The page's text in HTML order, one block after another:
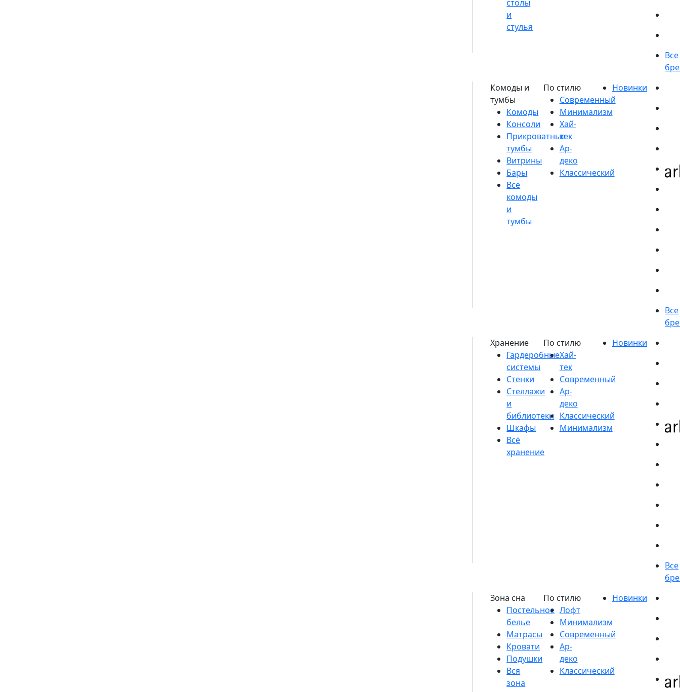
Комоды
Консоли
Прикроватные
тумбы
Витрины
Бары
Гардеробные
системы
Стенки
Стеллажи
и
библиотеки
Шкафы
Постельное
белье
Матрасы
Кровати
Подушки